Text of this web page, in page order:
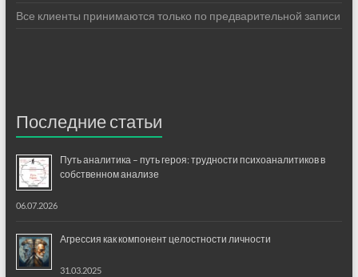
Все клиенты принимаются только по предварительной записи
Последние статьи
Путь аналитика – путь героя: трудности психоаналитиков в
собственном анализе
06.07.2026
Агрессия как компонент целостности личности
31.03.2025